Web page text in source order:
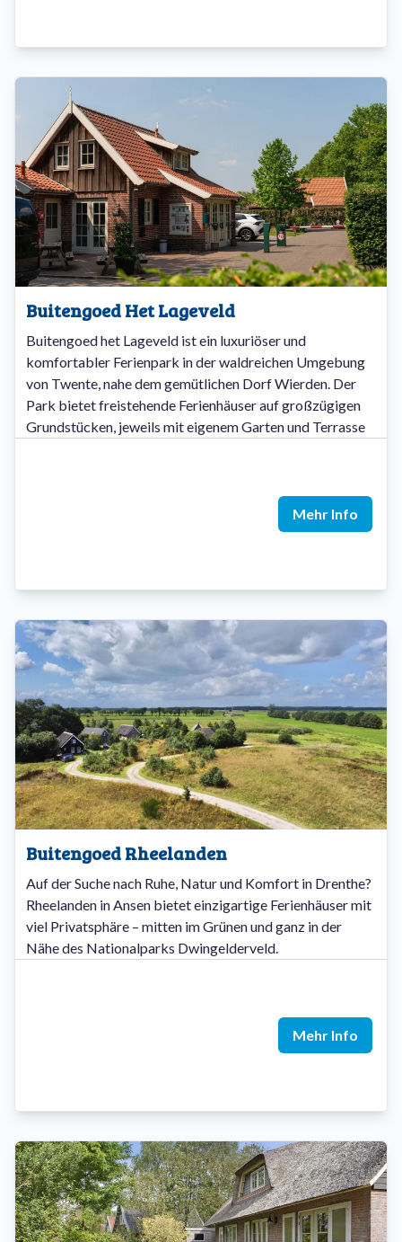
Buitengoed Het Lageveld
Buitengoed het Lageveld ist ein luxuriöser und
komfortabler Ferienpark in der waldreichen Umgebung
von Twente, nahe dem gemütlichen Dorf Wierden. Der
Park bietet freistehende Ferienhäuser auf großzügigen
Grundstücken, jeweils mit eigenem Garten und Terrasse
Mehr Info
Buitengoed Rheelanden
Auf der Suche nach Ruhe, Natur und Komfort in Drenthe?
Rheelanden in Ansen bietet einzigartige Ferienhäuser mit
viel Privatsphäre – mitten im Grünen und ganz in der
Nähe des Nationalparks Dwingelderveld.
Mehr Info